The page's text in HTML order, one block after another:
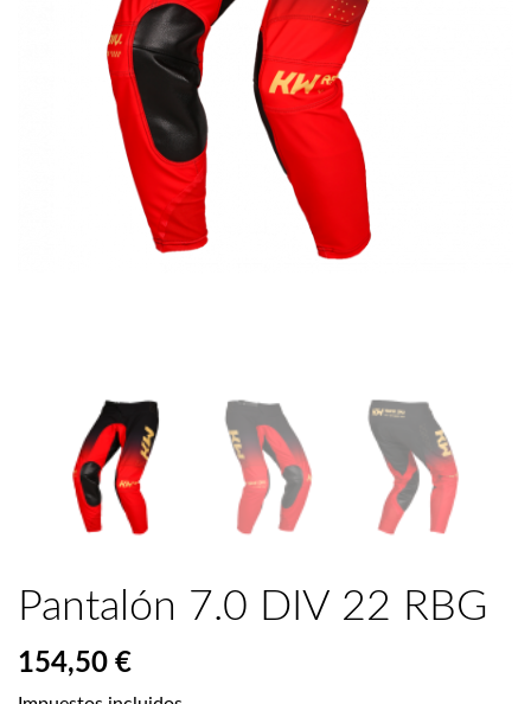
Pantalón 7.0 DIV 22 RBG
154,50 €